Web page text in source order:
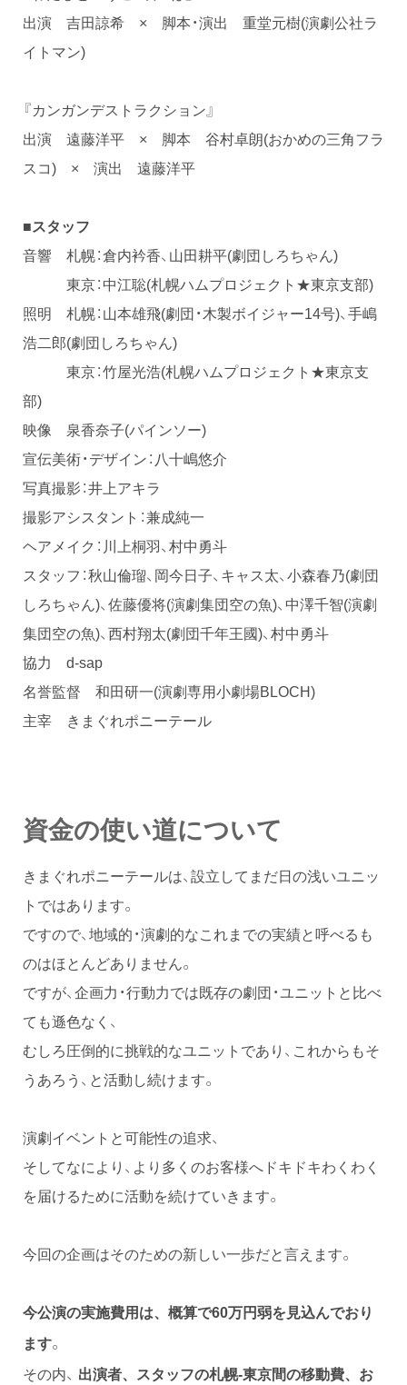
出演 吉田諒希 × 脚本・演出 重堂元樹(演劇公社ラ
イトマン)
『カンガンデストラクション』
出演 遠藤洋平 × 脚本 谷村卓朗(おかめの三角フラ
スコ) × 演出 遠藤洋平
■スタッフ
音響 札幌：倉内衿香、山田耕平(劇団しろちゃん)
東京：中江聡(札幌ハムプロジェクト★東京支部)
照明 札幌：山本雄飛(劇団・木製ボイジャー14号)、手嶋
浩二郎(劇団しろちゃん)
東京：竹屋光浩(札幌ハムプロジェクト★東京支
部)
映像 泉香奈子(パインソー)
宣伝美術・デザイン：八十嶋悠介
写真撮影：井上アキラ
撮影アシスタント：兼成純一
ヘアメイク：川上桐羽、村中勇斗
スタッフ：秋山倫瑠、岡今日子、キャス太、小森春乃(劇団
しろちゃん)、佐藤優将(演劇集団空の魚)、中澤千智(演劇
集団空の魚)、西村翔太(劇団千年王國)、村中勇斗
協力 d-sap
名誉監督 和田研一(演劇専用小劇場BLOCH)
主宰 きまぐれポニーテール
資金の使い道について
きまぐれポニーテールは、設立してまだ日の浅いユニッ
トではあります。
ですので、地域的・演劇的なこれまでの実績と呼べるも
のはほとんどありません。
ですが、企画力・行動力では既存の劇団・ユニットと比べ
ても遜色なく、
むしろ圧倒的に挑戦的なユニットであり、これからもそ
うあろう、と活動し続けます。
演劇イベントと可能性の追求、
そしてなにより、より多くのお客様へドキドキわくわく
を届けるために活動を続けていきます。
今回の企画はそのための新しい一歩だと言えます。
今公演の実施費用は、概算で60万円弱を見込んでおり
ます。
その内、 出演者、スタッフの札幌-東京間の移動費、お